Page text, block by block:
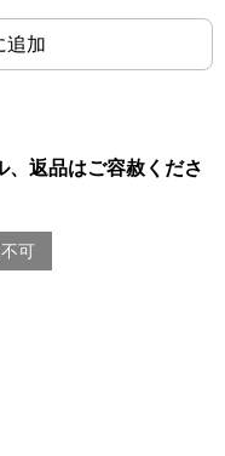
追加
、返品はご容赦くださ
可